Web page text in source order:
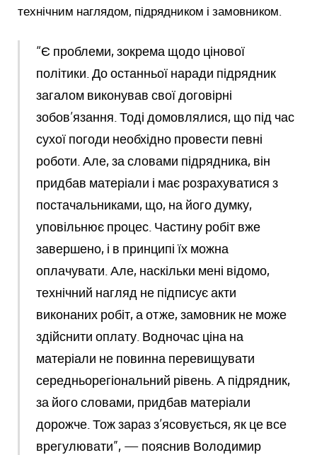
технічним наглядом, підрядником і замовником.
“Є проблеми, зокрема щодо цінової
політики. До останньої наради підрядник
загалом виконував свої договірні
зобов’язання. Тоді домовлялися, що під час
сухої погоди необхідно провести певні
роботи. Але, за словами підрядника, він
придбав матеріали і має розрахуватися з
постачальниками, що, на його думку,
уповільнює процес. Частину робіт вже
завершено, і в принципі їх можна
оплачувати. Але, наскільки мені відомо,
технічний нагляд не підписує акти
виконаних робіт, а отже, замовник не може
здійснити оплату. Водночас ціна на
матеріали не повинна перевищувати
середньорегіональний рівень. А підрядник,
за його словами, придбав матеріали
дорожче. Тож зараз з’ясовується, як це все
врегулювати”, — пояснив Володимир